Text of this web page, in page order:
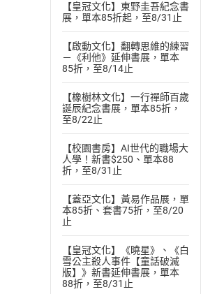
【皇冠文化】東野圭吾紀念書
展，單本85折起，至8/31止
【啟動文化】翻轉思維的練習
－《利他》延伸書展，單本
85折，至8/14止
【橡樹林文化】一行禪師百歲
誕辰紀念書展，單本85折，
至8/22止
【校園書房】AI世代的職場大
人學！新書$250、單本88
折，至8/31止
【蓋亞文化】黃易作品展，單
本85折、套書75折，至8/20
止
【皇冠文化】《曉星》、《白
雪公主殺人事件【童話破滅
版】》新書延伸書展，單本
88折，至8/31止